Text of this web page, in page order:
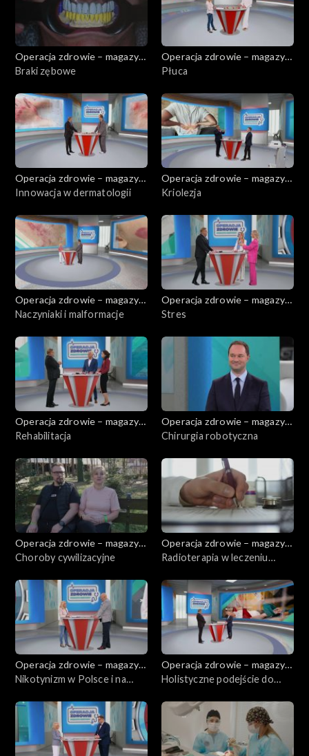
Operacja zdrowie – magazyn
medyczny
Braki zębowe
Operacja zdrowie – magazyn
medyczny
Płuca
Operacja zdrowie – magazyn
medyczny
Innowacja w dermatologii
Operacja zdrowie – magazyn
medyczny
Kriolezja
Operacja zdrowie – magazyn
medyczny
Naczyniaki i malformacje
Operacja zdrowie – magazyn
medyczny
Stres
Operacja zdrowie – magazyn
medyczny
Rehabilitacja
Operacja zdrowie – magazyn
medyczny
Chirurgia robotyczna
Operacja zdrowie – magazyn
medyczny
Choroby cywilizacyjne
Operacja zdrowie – magazyn
medyczny
Radioterapia w leczeniu
Operacja zdrowie – magazyn
medyczny
Nikotynizm w Polsce i na
Operacja zdrowie – magazyn
medyczny
Holistyczne podejście do